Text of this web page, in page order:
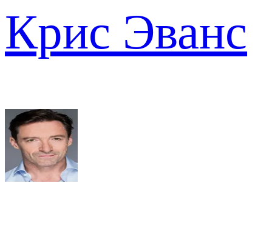
Крис Эванс